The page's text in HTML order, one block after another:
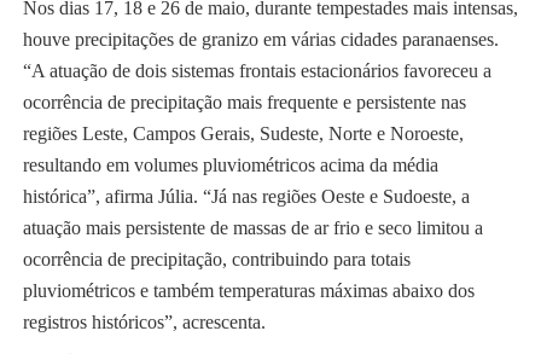
Nos dias 17, 18 e 26 de maio, durante tempestades mais intensas,
houve precipitações de granizo em várias cidades paranaenses.
“A atuação de dois sistemas frontais estacionários favoreceu a
ocorrência de precipitação mais frequente e persistente nas
regiões Leste, Campos Gerais, Sudeste, Norte e Noroeste,
resultando em volumes pluviométricos acima da média
histórica”, afirma Júlia. “Já nas regiões Oeste e Sudoeste, a
atuação mais persistente de massas de ar frio e seco limitou a
ocorrência de precipitação, contribuindo para totais
pluviométricos e também temperaturas máximas abaixo dos
registros históricos”, acrescenta.